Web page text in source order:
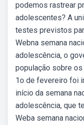
podemos rastrear
adolescentes? A
testes previstos
Webna semana
adolescência, o
população sobre
1o de fevereiro foi
início da semana
adolescência, que
Weba semana